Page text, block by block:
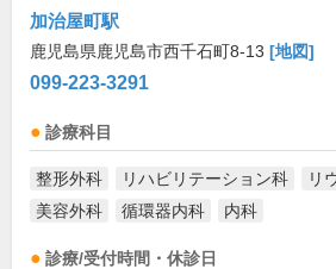
加治屋町駅
鹿児島県鹿児島市西千石町8-13 [地図]
099-223-3291
診療科目
整形外科 リハビリテーション科 リ
美容外科
循環器内科 内科
診療/受付時間・休診日